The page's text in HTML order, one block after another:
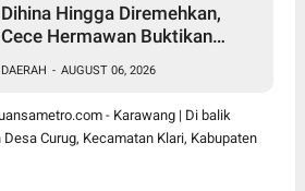
Dihina Hingga Diremehkan,
Cece Hermawan Buktikan
Bangun Desa Curug
DAERAH - AUGUST 06, 2026
- Karawang | Di balik
Curug, Kecamatan Klari, Kabupaten